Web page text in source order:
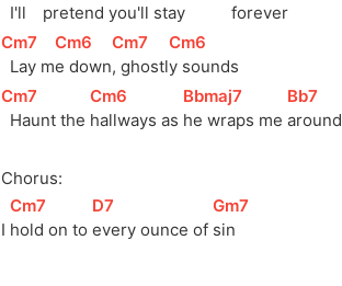
  I'll
pretend you'll stay
forever
[
Cm7
  Lay m
[
Cm6
e down
[
Cm7
, ghostl
[
Cm6
y sounds
[
Cm7
  Haunt the
[
Cm6
hallways as
[Bbmaj7
he wraps me
[Bb7
around
Chorus:
I
[
Cm7
hold on to
[D7
every ounce of
[
Gm7
sin